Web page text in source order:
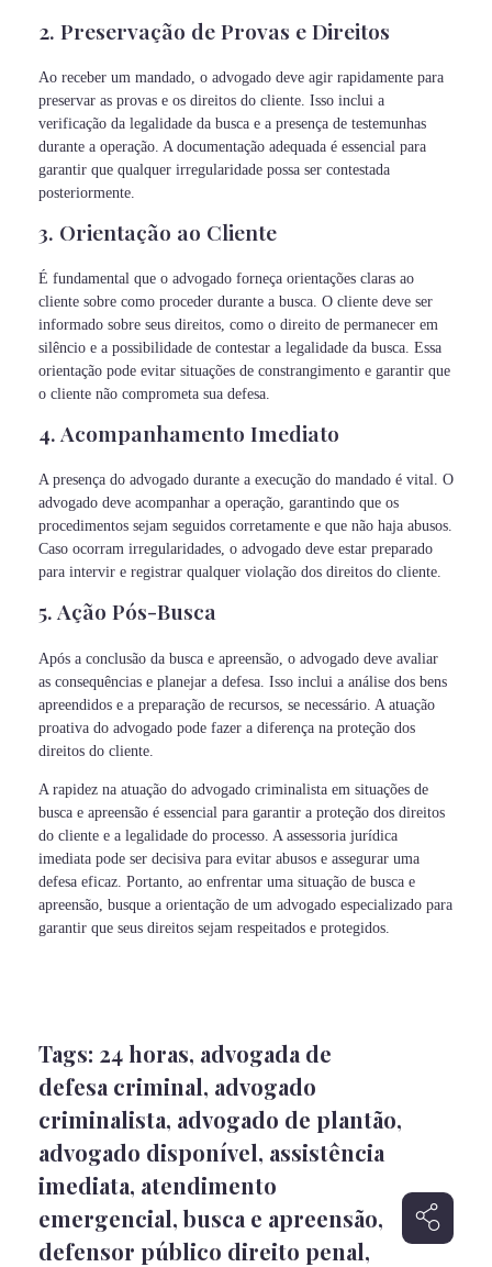
2. Preservação de Provas e Direitos
Ao receber um mandado, o advogado deve agir rapidamente para
preservar as provas e os direitos do cliente. Isso inclui a
verificação da legalidade da busca e a presença de testemunhas
durante a operação. A documentação adequada é essencial para
garantir que qualquer irregularidade possa ser contestada
posteriormente.
3. Orientação ao Cliente
É fundamental que o advogado forneça orientações claras ao
cliente sobre como proceder durante a busca. O cliente deve ser
informado sobre seus direitos, como o direito de permanecer em
silêncio e a possibilidade de contestar a legalidade da busca. Essa
orientação pode evitar situações de constrangimento e garantir que
o cliente não comprometa sua defesa.
4. Acompanhamento Imediato
A presença do advogado durante a execução do mandado é vital. O
advogado deve acompanhar a operação, garantindo que os
procedimentos sejam seguidos corretamente e que não haja abusos.
Caso ocorram irregularidades, o advogado deve estar preparado
para intervir e registrar qualquer violação dos direitos do cliente.
5. Ação Pós-Busca
Após a conclusão da busca e apreensão, o advogado deve avaliar
as consequências e planejar a defesa. Isso inclui a análise dos bens
apreendidos e a preparação de recursos, se necessário. A atuação
proativa do advogado pode fazer a diferença na proteção dos
direitos do cliente.
A rapidez na atuação do advogado criminalista em situações de
busca e apreensão é essencial para garantir a proteção dos direitos
do cliente e a legalidade do processo. A assessoria jurídica
imediata pode ser decisiva para evitar abusos e assegurar uma
defesa eficaz. Portanto, ao enfrentar uma situação de busca e
apreensão, busque a orientação de um advogado especializado para
garantir que seus direitos sejam respeitados e protegidos.
Tags: 24 horas, advogada de
defesa criminal, advogado
criminalista, advogado de plantão,
advogado disponível, assistência
imediata, atendimento
emergencial, busca e apreensão,
defensor público direito penal,